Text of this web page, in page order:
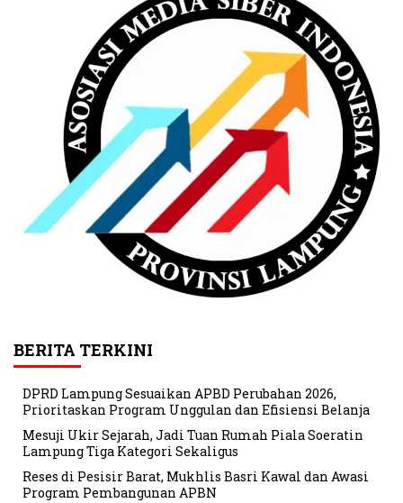
BERITA TERKINI
DPRD Lampung Sesuaikan APBD Perubahan 2026,
Prioritaskan Program Unggulan dan Efisiensi Belanja
Mesuji Ukir Sejarah, Jadi Tuan Rumah Piala Soeratin
Lampung Tiga Kategori Sekaligus
Reses di Pesisir Barat, Mukhlis Basri Kawal dan Awasi
Program Pembangunan APBN